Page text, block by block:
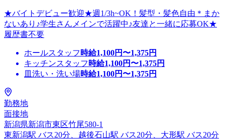
★バイトデビュー歓迎★週1/3h~OK！髪型・髪色自由＊まか
ないあり♪学生さんメインで活躍中♪友達と一緒に応募OK★
履歴書不要
ホールスタッフ 時給1,100円〜1,375円
キッチンスタッフ 時給1,100円〜1,375円
皿洗い・洗い場時給1,100円〜1,375円
勤務地
面接地
新潟県新潟市東区竹尾580-1
東新潟駅 バス20分、越後石山駅 バス20分、大形駅 バス20分